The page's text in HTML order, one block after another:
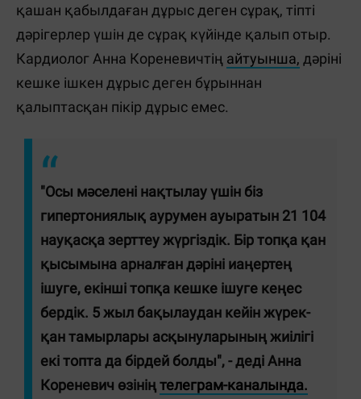
қашан қабылдаған дұрыс деген сұрақ, тіпті
дәрігерлер үшін де сұрақ күйінде қалып отыр.
Кардиолог Анна Кореневичтің айтуынша, дәріні
кешке ішкен дұрыс деген бұрыннан
қалыптасқан пікір дұрыс емес.
"Осы мәселені нақтылау үшін біз
гипертониялық аурумен ауыратын 21 104
науқасқа зерттеу жүргіздік. Бір топқа қан
қысымына арналған дәріні иаңертең
ішуге, екінші топқа кешке ішуге кеңес
бердік. 5 жыл бақылаудан кейін жүрек-
қан тамырлары асқынуларының жиілігі
екі топта да бірдей болды", - деді Анна
Кореневич өзініңтелеграм-каналында.